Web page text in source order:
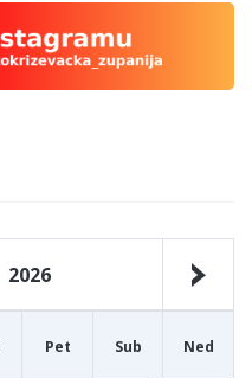
2026
Pet Sub Ned